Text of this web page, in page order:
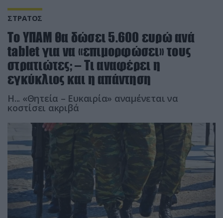
ΣΤΡΑΤΟΣ
Το ΥΠΑΜ θα δώσει 5.600 ευρώ ανά
tablet για να «επιμορφώσει» τους
στρατιώτες; – Τι αναφέρει η
εγκύκλιος και η απάντηση
Η... «Θητεία – Ευκαιρία» αναμένεται να
κοστίσει ακριβά